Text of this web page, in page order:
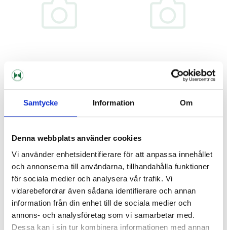
Samtycke Information Om
Denna webbplats använder cookies
Vi använder enhetsidentifierare för att anpassa innehållet
och annonserna till användarna, tillhandahålla funktioner
för sociala medier och analysera vår trafik. Vi
vidarebefordrar även sådana identifierare och annan
information från din enhet till de sociala medier och
annons- och analysföretag som vi samarbetar med.
Dessa kan i sin tur kombinera informationen med annan
Tap Connector 1/2 & 3/4
Hose Barb 1/2" Female 6.5 mm